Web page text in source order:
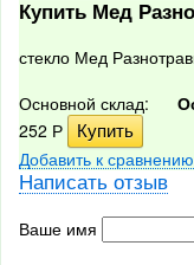
Купить Мед
стекло Мед
Основной склад:
252 Р
Добавить к сравнению
Написать отзыв
Ваше имя